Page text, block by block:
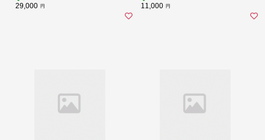
29,000 円 11,000 円